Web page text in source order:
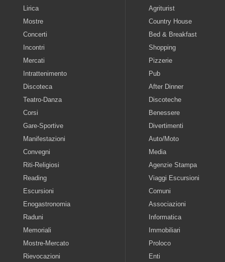
Lirica
Mostre
Concerti
Incontri
Mercati
Intrattenimento
Discoteca
Teatro-Danza
Corsi
Gare-Sportive
Manifestazioni
Convegni
Riti-Religiosi
Reading
Escursioni
Enogastronomia
Raduni
Memoriali
Mostre-Mercato
Rievocazioni
Agriturist
Country House
Bed & Breakfast
Shopping
Pizzerie
Pub
After Dinner
Discoteche
Benessere
Divertimenti
Auto/Moto
Media
Agenzie Stampa
Viaggi Escursioni
Comuni
Associazioni
Informatica
Immobiliari
Proloco
Enti